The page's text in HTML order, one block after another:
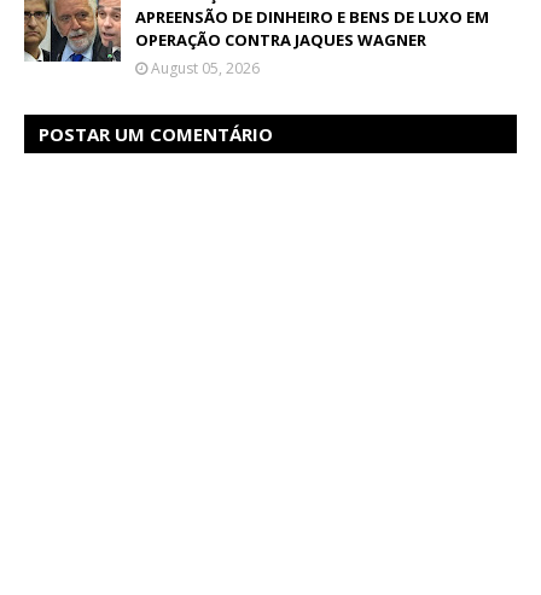
APREENSÃO DE DINHEIRO E BENS DE LUXO EM
OPERAÇÃO CONTRA JAQUES WAGNER
August 05, 2026
POSTAR UM COMENTÁRIO